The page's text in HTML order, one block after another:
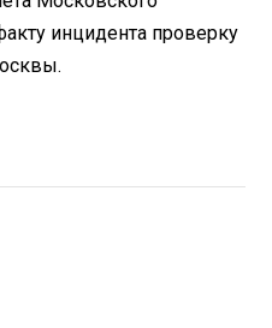
инцидента проверку